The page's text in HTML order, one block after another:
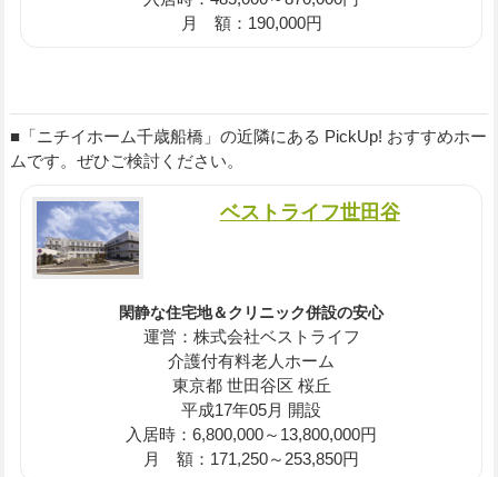
月 額：190,000円
■「ニチイホーム千歳船橋」の近隣にある PickUp! おすすめホー
ムです。ぜひご検討ください。
ベストライフ世田谷
閑静な住宅地＆クリニック併設の安心
運営：株式会社ベストライフ
介護付有料老人ホーム
東京都 世田谷区 桜丘
平成17年05月 開設
入居時：6,800,000～13,800,000円
月 額：171,250～253,850円